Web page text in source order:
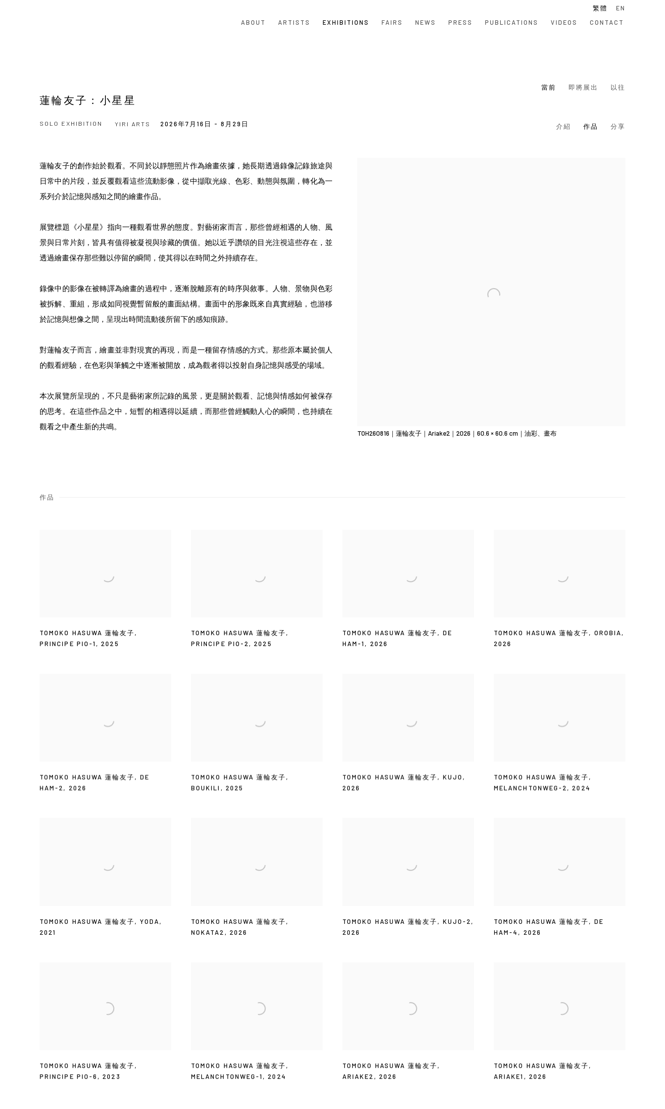
ABOUT ARTISTS EXHIBITIONS FAIRS NEWS PRESS PUBLICATIONS VIDEOS CONTACT
繁體 EN
當前 即將展出 以往
蓮輪友子：小星星
SOLO EXHIBITION 2026年7月16日 - 8月29日
YIRI ARTS 介紹 作品 分享
TOH260816｜蓮輪友子｜Ariake2｜2026｜60.6 × 60.6 cm｜油彩、畫布
蓮輪友子的創作始於觀看。不同於以靜態照片作為繪畫依據，她長期透過錄像記錄旅途與
日常中的片段，並反覆觀看這些流動影像，從中擷取光線、色彩、動態與氛圍，轉化為一
系列介於記憶與感知之間的繪畫作品。
展覽標題《小星星》指向一種觀看世界的態度。對藝術家而言，那些曾經相遇的人物、風
景與日常片刻，皆具有值得被凝視與珍藏的價值。她以近乎讚頌的目光注視這些存在，並
透過繪畫保存那些難以停留的瞬間，使其得以在時間之外持續存在。
錄像中的影像在被轉譯為繪畫的過程中，逐漸脫離原有的時序與敘事。人物、景物與色彩
被拆解、重組，形成如同視覺暫留般的畫面結構。畫面中的形象既來自真實經驗，也游移
於記憶與想像之間，呈現出時間流動後所留下的感知痕跡。
對蓮輪友子而言，繪畫並非對現實的再現，而是一種留存情感的方式。那些原本屬於個人
的觀看經驗，在色彩與筆觸之中逐漸被開放，成為觀者得以投射自身記憶與感受的場域。
本次展覽所呈現的，不只是藝術家所記錄的風景，更是關於觀看、記憶與情感如何被保存
的思考。在這些作品之中，短暫的相遇得以延續，而那些曾經觸動人心的瞬間，也持續在
觀看之中產生新的共鳴。
作品
TOMOKO HASUWA 蓮輪友子,
PRINCIPE PIO-1 ,2025
TOMOKO HASUWA 蓮輪友子,
PRINCIPE PIO-2 ,2025
TOMOKO HASUWA 蓮輪友子, DE
HAM-1 , 2026
TOMOKO HASUWA 蓮輪友子, OROBIA,
2026
TOMOKO HASUWA 蓮輪友子, DE
HAM-2, 2026
TOMOKO HASUWA 蓮輪友子,
BOUKILI , 2025
TOMOKO HASUWA 蓮輪友子, KUJO ,
2026
TOMOKO HASUWA 蓮輪友子,
MELANCHTONWEG-2,2024
TOMOKO HASUWA 蓮輪友子, YODA,
2021
TOMOKO HASUWA 蓮輪友子,
NOKATA2 , 2026
TOMOKO HASUWA 蓮輪友子, KUJO-2 ,
2026
TOMOKO HASUWA 蓮輪友子, DE
HAM-4 , 2026
TOMOKO HASUWA 蓮輪友子,
PRINCIPE PIO-6 ,2023
TOMOKO HASUWA 蓮輪友子,
MELANCHTONWEG-1 ,2024
TOMOKO HASUWA 蓮輪友子,
ARIAKE2 , 2026
TOMOKO HASUWA 蓮輪友子,
ARIAKE1 , 2026